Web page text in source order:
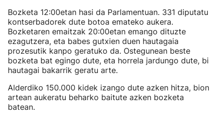
Bozketa 12:00etan hasi da Parlamentuan. 331 diputatu
kontserbadorek dute botoa emateko aukera.
Bozketaren emaitzak 20:00etan emango dituzte
ezagutzera, eta babes gutxien duen hautagaia
prozesutik kanpo geratuko da. Ostegunean beste
bozketa bat egingo dute, eta horrela jardungo dute, bi
hautagai bakarrik geratu arte.
Alderdiko 150.000 kidek izango dute azken hitza, bion
artean aukeratu beharko baitute azken bozketa
batean.